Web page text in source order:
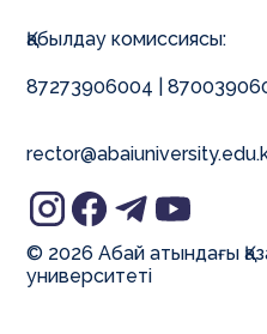
Қабылдау комиссиясы:
87273906004 |
© 2026 Абай атындағы
университеті